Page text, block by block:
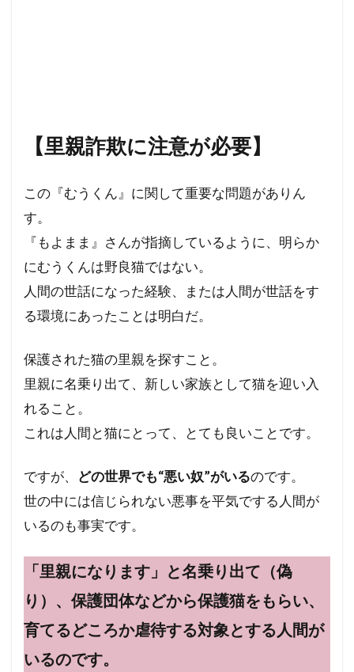
【里親詐欺に注意が必要】
この『むうくん』に関して重要な問題がありん
す。
『もよまま』さんが指摘しているように、明らか
にむうくんは野良猫ではない。
人間の世話になった経験、または人間が世話をす
る環境にあったことは明白だ。
保護された猫の里親を探すこと。
里親に名乗り出て、新しい家族として猫を迎い入
れること。
これは人間と猫にとって、とても良いことです。
ですが、 どの世界でも“悪い奴”がいるのです。
世の中には信じられない悪事を平気でする人間が
いるのも事実です。
「里親になります」と名乗り出て（偽
り）、保護団体などから保護猫をもらい、
育てるどころか虐待する対象とする人間が
いるのです。
冤罪
円卓会議
共産主義の戦略
人道に対する罪
人身売買
人権擁護法
人工ウイルス
人口削減
事件・事故
メディア
ミラボー
チャーチル
ニュルンベルク綱領
ハワイ州
ハワイ山火事
ノーベル賞
ネットストーカー
ドラマ・映画
ドナルド・トランプ
トランプ氏
トランプ大統領
デマ
ディープステート論
ビジネス
ビル・ゲイツ
マッカーサー
ホルコン制御
マウイ島火災
マウイ島
マインド・マネージメント
マインドコントロール
ポツダム宣言
ボヘミアン・クラブ